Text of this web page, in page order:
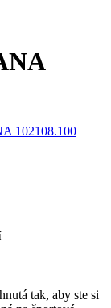
tak, aby ste si